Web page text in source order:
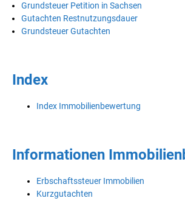
Grundsteuer Petition in Sachsen
Gutachten Restnutzungsdauer
Grundsteuer Gutachten
Index
Index Immobilienbewertung
Informationen
Erbschaftssteuer Immobilien
Kurzgutachten